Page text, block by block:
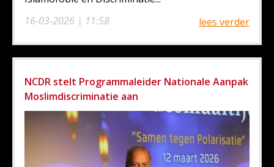
16-03-2026 | 11:58
lees verder
NCDR stelt Programmaleider Nationale Aanpak
Moslimdiscriminatie aan